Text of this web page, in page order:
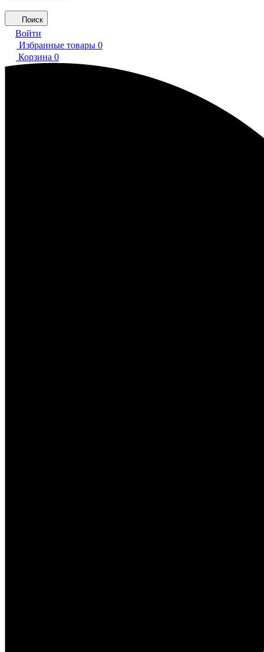
Поиск
Войти
Избранные товары 0
Корзина 0